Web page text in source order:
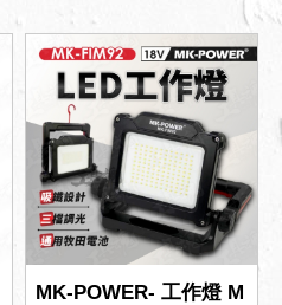
MK-POWER- 工作燈 M